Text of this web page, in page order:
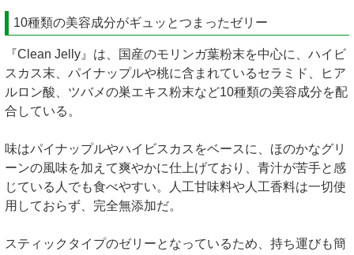
10種類の美容成分がギュッとつまったゼリー
『Clean Jelly』は、国産のモリンガ葉粉末を中心に、ハイビ
スカス末、パイナップルや桃に含まれているセラミド、ヒア
ルロン酸、ツバメの巣エキス粉末など10種類の美容成分を配
合している。
味はパイナップルやハイビスカスをベースに、ほのかなグリ
ーンの風味を加えて爽やかに仕上げており、青汁が苦手と感
じている人でも食べやすい。人工甘味料や人工香料は一切使
用しておらず、完全無添加だ。
スティックタイプのゼリーとなっているため、持ち運びも簡